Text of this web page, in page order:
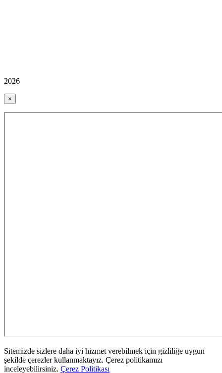
2026
×
Sitemizde sizlere daha iyi hizmet verebilmek için gizliliğe uygun
şekilde çerezler kullanmaktayız. Çerez politikamızı
inceleyebilirsiniz. Çerez Politikası